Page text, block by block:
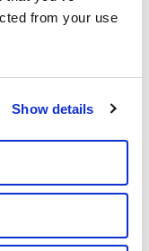
from your use
Show details